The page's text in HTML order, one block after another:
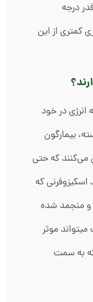
درجه
کمتری از این
انرژی در خود
بیمارگون
می‌کنند که حتی
که
منجمد شده
موثر
به سمت